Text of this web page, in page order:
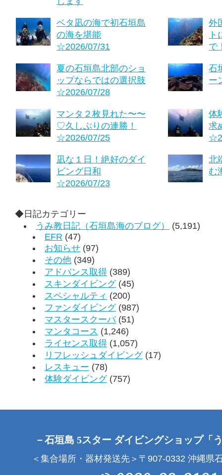
ベタ凪の海で初石垣島
の海を堪能
☆2026/07/31
外
で
夏の石垣島北部のショ
ップならではの選択肢
☆2026/07/28
石
ー
マンタ２枚見れた〜〜
♡久しぶりの連勝！
☆2026/07/25
体
求
凪な１日！絶好のダイ
ビング日和
☆2026/07/23
北
む
◆日記カテゴリー
うみ教日記（石垣島海のブログ）
(5,191)
EFR (47)
お知らせ (97)
その他 (349)
アドバンス取得 (389)
スキンダイビング(45)
スペシャルティ (200)
ファンダイビング(987)
マスタースクーバ(51)
マンタコース (1,246)
ライセンス取得 (1,057)
リフレッシュダイビング(17)
レスキュー (78)
体験ダイビング(757)
－石垣島 5スター ダイビングショップ「
＜集合場所・器材発送先＞〒907-0332 沖縄県